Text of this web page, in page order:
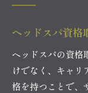
ヘッドスパ資格
ヘッドスパの資格
けでなく、キャリ
格を持つことで、